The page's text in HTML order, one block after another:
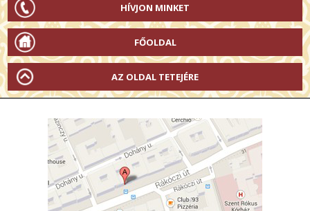
HÍVJON MINKET
FŐOLDAL
AZ OLDAL TETEJÉRE